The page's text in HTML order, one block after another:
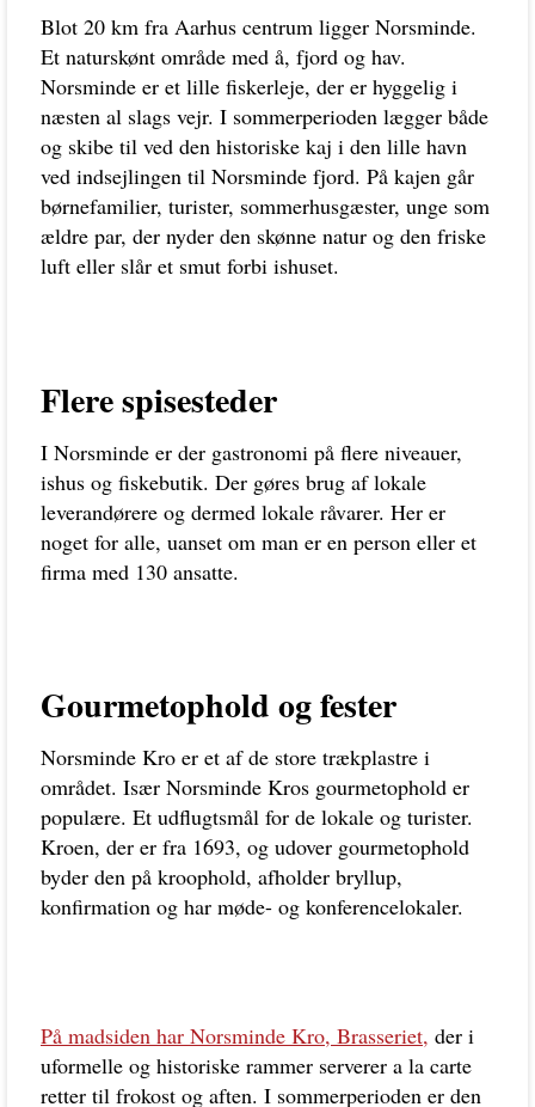
Blot 20 km fra Aarhus centrum ligger Norsminde.
Et naturskønt område med å, fjord og hav.
Norsminde er et lille fiskerleje, der er hyggelig i
næsten al slags vejr. I sommerperioden lægger både
og skibe til ved den historiske kaj i den lille havn
ved indsejlingen til Norsminde fjord. På kajen går
børnefamilier, turister, sommerhusgæster, unge som
ældre par, der nyder den skønne natur og den friske
luft eller slår et smut forbi ishuset.
Flere spisesteder
I Norsminde er der gastronomi på flere niveauer,
ishus og fiskebutik. Der gøres brug af lokale
leverandørere og dermed lokale råvarer. Her er
noget for alle, uanset om man er en person eller et
firma med 130 ansatte.
Gourmetophold og fester
Norsminde Kro er et af de store trækplastre i
området. Især Norsminde Kros gourmetophold er
populære. Et udflugtsmål for de lokale og turister.
Kroen, der er fra 1693, og udover gourmetophold
byder den på kroophold, afholder bryllup,
konfirmation og har møde- og konferencelokaler.
På madsiden har Norsminde Kro, Brasseriet, der i
uformelle og historiske rammer serverer a la carte
retter til frokost og aften. I sommerperioden er den